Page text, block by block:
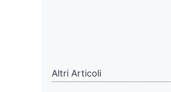
Altri Articoli